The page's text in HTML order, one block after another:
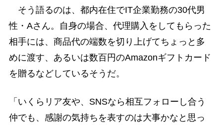
そう語るのは、都内在住でIT企業勤務の30代男
性・Aさん。自身の場合、代理購入をしてもらった
相手には、商品代の端数を切り上げてちょっと多
めに渡す、あるいは数百円のAmazonギフトカード
を贈るなどしているそうだ。
「いくらリア友や、SNSなら相互フォローし合う
仲でも、感謝の気持ちを表すのは大事かなと思っ